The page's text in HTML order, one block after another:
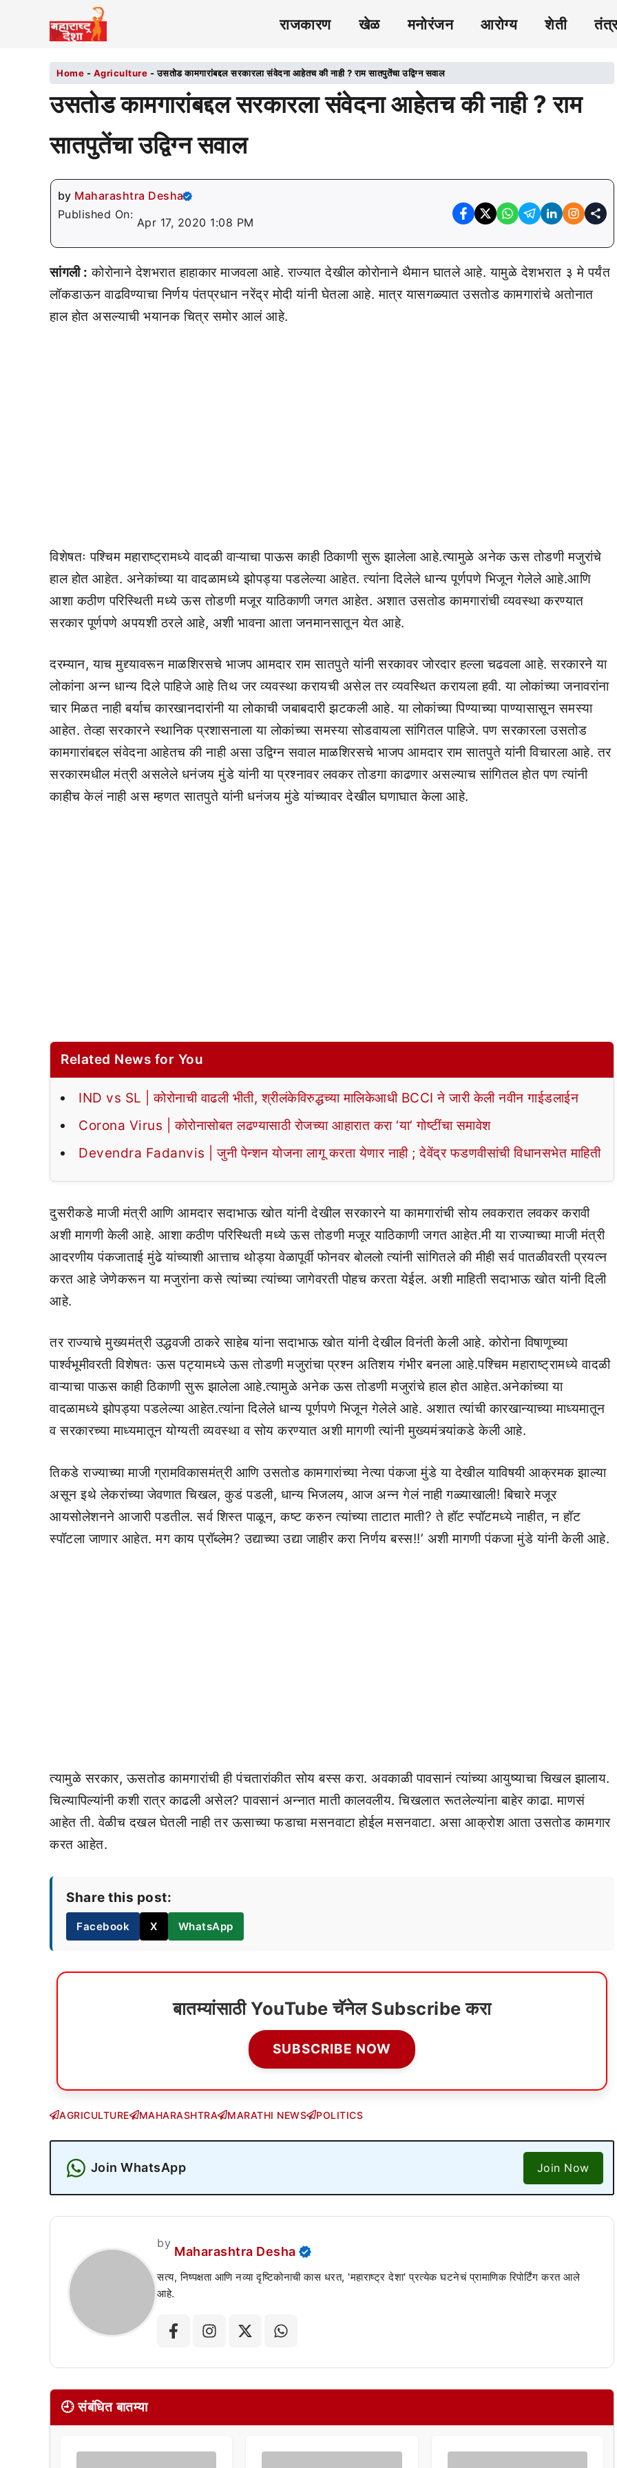
राजकारण खेळ मनोरंजन आरोग्य शेती
Home - Agriculture -उसतोड कामगारांबद्दल सरकारला संवेदना आहेतच की नाही ? राम सातपुतेंचा उद्विग्न सवाल
उसतोड कामगारांबद्दल सरकारला संवेदना आहेतच की नाही ? राम
सातपुतेंचा उद्विग्न सवाल
by Maharashtra Desha
Published On:
Apr 17, 2020 1:08 PM
सांगली : कोरोनाने देशभरात हाहाकार माजवला आहे. राज्यात देखील कोरोनाने थैमान घातले आहे. यामुळे देशभरात ३ मे पर्यंत
लॉकडाऊन वाढविण्याचा निर्णय पंतप्रधान नरेंद्र मोदी यांनी घेतला आहे. मात्र यासगळ्यात उसतोड कामगारांचे अतोनात
हाल होत असल्याची भयानक चित्र समोर आलं आहे.
विशेषतः पश्चिम महाराष्ट्रामध्ये वादळी वाऱ्याचा पाऊस काही ठिकाणी सुरू झालेला आहे.त्यामुळे अनेक ऊस तोडणी मजुरांचे
हाल होत आहेत. अनेकांच्या या वादळामध्ये झोपड्या पडलेल्या आहेत. त्यांना दिलेले धान्य पूर्णपणे भिजून गेलेले आहे.आणि
आशा कठीण परिस्थिती मध्ये ऊस तोडणी मजूर याठिकाणी जगत आहेत. अशात उसतोड कामगारांची व्यवस्था करण्यात
सरकार पूर्णपणे अपयशी ठरले आहे, अशी भावना आता जनमानसातून येत आहे.
दरम्यान, याच मुद्द्यावरून माळशिरसचे भाजप आमदार राम सातपुते यांनी सरकावर जोरदार हल्ला चढवला आहे. सरकारने या
लोकांना अन्न धान्य दिले पाहिजे आहे तिथ जर व्यवस्था करायची असेल तर व्यवस्थित करायला हवी. या लोकांच्या जनावरांना
चार मिळत नाही बर्याच कारखानदारांनी या लोकाची जबाबदारी झटकली आहे. या लोकांच्या पिण्याच्या पाण्यासासून समस्या
आहेत. तेव्हा सरकारने स्थानिक प्रशासनाला या लोकांच्या समस्या सोडवायला सांगितल पाहिजे. पण सरकारला उसतोड
कामगारांबद्दल संवेदना आहेतच की नाही असा उद्विग्न सवाल माळशिरसचे भाजप आमदार राम सातपुते यांनी विचारला आहे. तर
सरकारमधील मंत्री असलेले धनंजय मुंडे यांनी या प्रश्नावर लवकर तोडगा काढणार असल्याच सांगितल होत पण त्यांनी
काहीच केलं नाही अस म्हणत सातपुते यांनी धनंजय मुंडे यांच्यावर देखील घणाघात केला आहे.
Related News for You
IND vs SL | कोरोनाची वाढली भीती, श्रीलंकेविरुद्धच्या मालिकेआधी BCCI ने जारी केली नवीन गाईडलाईन
Corona Virus | कोरोनासोबत लढण्यासाठी रोजच्या आहारात करा ‘या’ गोष्टींचा समावेश
Devendra Fadanvis | जुनी पेन्शन योजना लागू करता येणार नाही ; देवेंद्र फडणवीसांची विधानसभेत माहिती
दुसरीकडे माजी मंत्री आणि आमदार सदाभाऊ खोत यांनी देखील सरकारने या कामगारांची सोय लवकरात लवकर करावी
अशी मागणी केली आहे. आशा कठीण परिस्थिती मध्ये ऊस तोडणी मजूर याठिकाणी जगत आहेत.मी या राज्याच्या माजी मंत्री
आदरणीय पंकजाताई मुंढे यांच्याशी आत्ताच थोड्या वेळापूर्वी फोनवर बोललो त्यांनी सांगितले की मीही सर्व पातळीवरती प्रयत्न
करत आहे जेणेकरून या मजुरांना कसे त्यांच्या त्यांच्या जागेवरती पोहच करता येईल. अशी माहिती सदाभाऊ खोत यांनी दिली
आहे.
तर राज्याचे मुख्यमंत्री उद्धवजी ठाकरे साहेब यांना सदाभाऊ खोत यांनी देखील विनंती केली आहे. कोरोना विषाणूच्या
पार्श्वभूमीवरती विशेषतः ऊस पट्यामध्ये ऊस तोडणी मजुरांचा प्रश्न अतिशय गंभीर बनला आहे.पश्चिम महाराष्ट्रामध्ये वादळी
वाऱ्याचा पाऊस काही ठिकाणी सुरू झालेला आहे.त्यामुळे अनेक ऊस तोडणी मजुरांचे हाल होत आहेत.अनेकांच्या या
वादळामध्ये झोपड्या पडलेल्या आहेत.त्यांना दिलेले धान्य पूर्णपणे भिजून गेलेले आहे. अशात त्यांची कारखान्याच्या माध्यमातून
व सरकारच्या माध्यमातून योग्यती व्यवस्था व सोय करण्यात अशी मागणी त्यांनी मुख्यमंत्र्यांकडे केली आहे.
तिकडे राज्याच्या माजी ग्रामविकासमंत्री आणि उसतोड कामगारांच्या नेत्या पंकजा मुंडे या देखील याविषयी आक्रमक झाल्या
असून इथे लेकरांच्या जेवणात चिखल, कुडं पडली, धान्य भिजलय, आज अन्न गेलं नाही गळ्याखाली! बिचारे मजूर
आयसोलेशनने आजारी पडतील. सर्व शिस्त पाळून, कष्ट करुन त्यांच्या ताटात माती? ते हॉट स्पॉटमध्ये नाहीत, न हॉट
स्पॉटला जाणार आहेत. मग काय प्रॉब्लेम? उद्याच्या उद्या जाहीर करा निर्णय बस्स!!’ अशी मागणी पंकजा मुंडे यांनी केली आहे.
त्यामुळे सरकार, ऊसतोड कामगारांची ही पंचतारांकीत सोय बस्स करा. अवकाळी पावसानं त्यांच्या आयुष्याचा चिखल झालाय.
चिल्यापिल्यांनी कशी रात्र काढली असेल? पावसानं अन्नात माती कालवलीय. चिखलात रूतलेल्यांना बाहेर काढा. माणसं
आहेत ती. वेळीच दखल घेतली नाही तर ऊसाच्या फडाचा मसनवाटा होईल मसनवाटा. असा आक्रोश आता उसतोड कामगार
करत आहेत.
Share this post:
Facebook X WhatsApp
बातम्यांसाठी YouTube चॅनेल Subscribe करा
SUBSCRIBE NOW
AGRICULTURE MAHARASHTRA MARATHI NEWS POLITICS
Join WhatsApp Join Now
by
Maharashtra Desha
सत्य, निष्पक्षता आणि नव्या दृष्टिकोनाची कास धरत, 'महाराष्ट्र देशा' प्रत्येक घटनेचं प्रामाणिक रिपोर्टिंग करत आले
आहे.
🕘 संबंधित बातम्या